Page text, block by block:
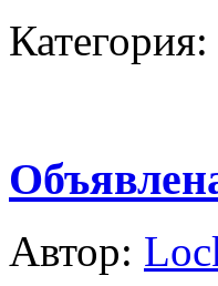
Категория:
Автор: